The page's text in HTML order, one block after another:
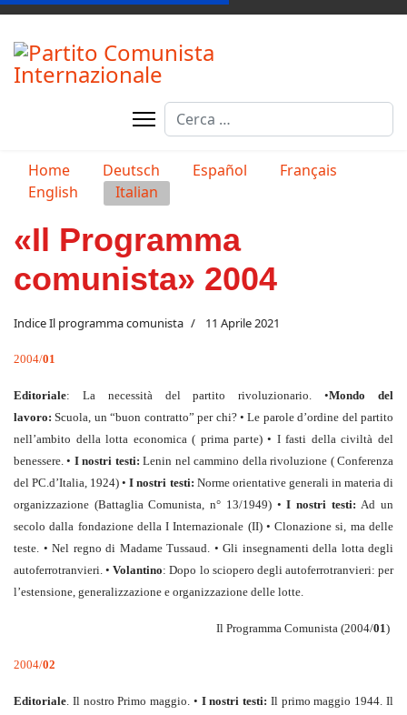
Cerca
Seleziona la tua lingua
Home Deutsch Español
Français
English
Italian
«Il Programma
comunista» 2004
Indice Il programma comunista 11 Aprile 2021
2004/01
Editoriale: La necessità del partito rivoluzionario. •Mondo del
lavoro: Scuola, un “buon contratto” per chi? • Le parole d’ordine del partito
nell’ambito della lotta economica ( prima parte) • I fasti della civiltà del
benessere. • I nostri testi: Lenin nel cammino della rivoluzione ( Conferenza
del PC.d’Italia, 1924) •I nostri testi: Norme orientative generali in materia di
organizzazione (Battaglia Comunista, n° 13/1949) •I nostri testi: Ad un
secolo dalla fondazione della I Internazionale (II) • Clonazione si, ma delle
teste. • Nel regno di Madame Tussaud. • Gli insegnamenti della lotta degli
autoferrotranvieri. •Volantino: Dopo lo sciopero degli autoferrotranvieri: per
l’estensione, generalizzazione e organizzazione delle lotte.
Il Programma Comunista (2004/01)
2004/02
Editoriale. Il nostro Primo maggio. • I nostri testi: Il primo maggio 1944. Il